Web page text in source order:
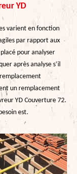
YD
varient en fonction
par rapport aux
pour analyser
après analyse s’il
un remplacement
YD Couverture 72.
est.